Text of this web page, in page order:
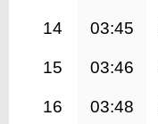
14 03:45
15 03:46
16 03:48